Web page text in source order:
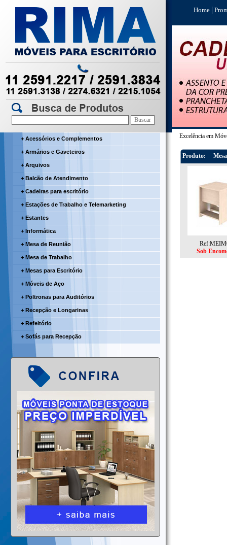
Home |
+ Acessórios e Complementos
+ Armários e Gaveteiros
+ Arquivos
+ Balcão de Atendimento
+ Cadeiras para escritório
+ Estações de Trabalho e Telemarketing
+ Estantes
+ Informática
+ Mesa de Reunião
+ Mesa de Trabalho
+ Mesas para Escritório
+ Móveis de Aço
+ Poltronas para Auditórios
+ Recepção e Longarinas
+ Refeitório
+ Sofás para Recepção
Excelência em
Produto:
Sob